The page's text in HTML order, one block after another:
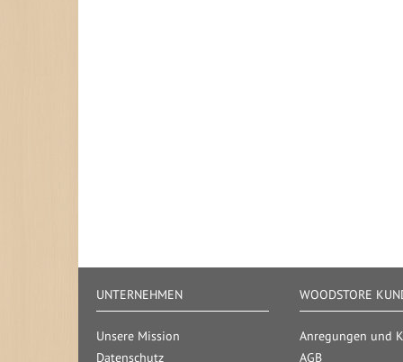
UNTERNEHMEN
Unsere Mission
Datenschutz
WOODSTORE
Anregungen und
AGB